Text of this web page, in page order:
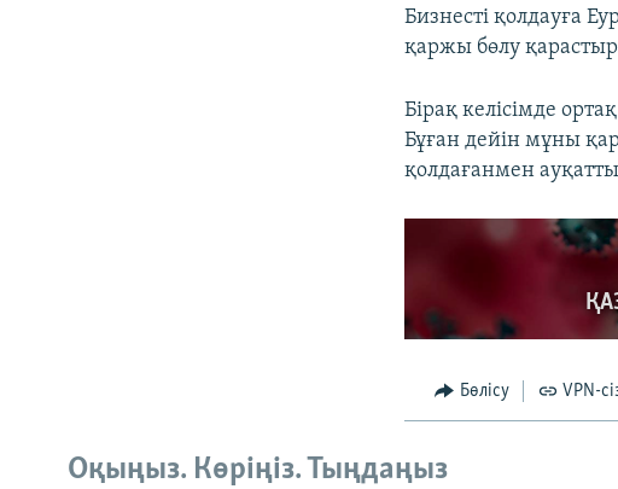
Бизнесті қолдауға
қаржы бөлу
Бірақ келісімде
Бұған дейін мұны
қолдағанмен
Бөлісу VPN-
Оқыңыз. Көріңіз. Тыңдаңыз